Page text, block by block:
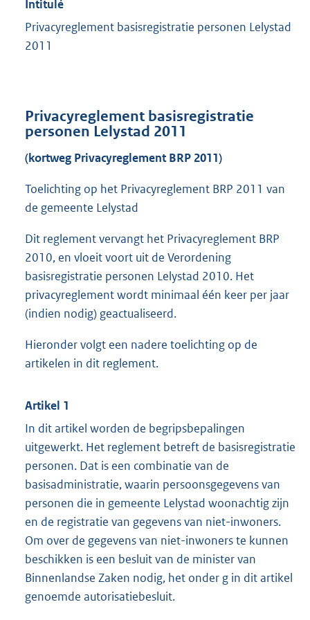
Intitulé
Privacyreglement basisregistratie personen Lelystad
2011
Privacyreglement basisregistratie
personen Lelystad 2011
(kortweg Privacyreglement BRP 2011)
Toelichting op het Privacyreglement BRP 2011 van
de gemeente Lelystad
Dit reglement vervangt het Privacyreglement BRP
2010, en vloeit voort uit de Verordening
basisregistratie personen Lelystad 2010. Het
privacyreglement wordt minimaal één keer per jaar
(indien nodig) geactualiseerd.
Hieronder volgt een nadere toelichting op de
artikelen in dit reglement.
Artikel 1
In dit artikel worden de begripsbepalingen
uitgewerkt. Het reglement betreft de basisregistratie
personen. Dat is een combinatie van de
basisadministratie, waarin persoonsgegevens van
personen die in gemeente Lelystad woonachtig zijn
en de registratie van gegevens van niet-inwoners.
Om over de gegevens van niet-inwoners te kunnen
beschikken is een besluit van de minister van
Binnenlandse Zaken nodig, het onder g in dit artikel
genoemde autorisatiebesluit.